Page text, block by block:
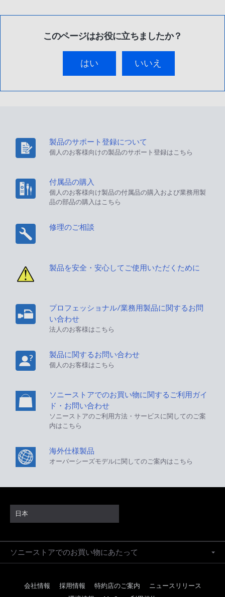
このページはお役に立ちましたか？
はい いいえ
製品のサポート登録について
個人のお客様向けの製品のサポート登録はこちら
付属品の購入
個人のお客様向け製品の付属品の購入および業務用製
品の部品の購入はこちら
修理のご相談
製品を安全・安心してご使用いただくために
プロフェッショナル/業務用製品に関するお問
い合わせ
法人のお客様はこちら
製品に関するお問い合わせ
個人のお客様はこちら
ソニーストアでのお買い物に関するご利用ガイ
ド・お問い合わせ
ソニーストアのご利用方法・サービスに関してのご案
内はこちら
海外仕様製品
オーバーシーズモデルに関してのご案内はこちら
日本
ソニーストアでのお買い物にあたって
会社情報 採用情報 特約店のご案内
ニュースリリース